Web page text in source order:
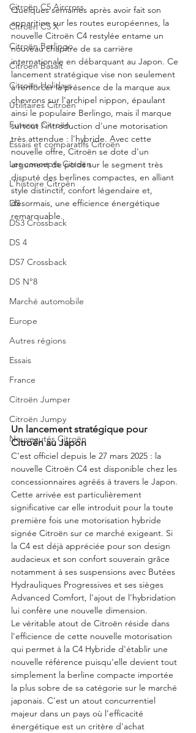
Citroën C5 Aircross
Citroën C5 X
Citroën Berlingo
Citroën Basalt
Citroën Holidays
Utilitaires Citroën
Futures Citroën
Essais et comparatifs Citroën
Les concepts Citroën
L'histoire Citroën
DS
DS3 Crossback
DS 4
DS7 Crossback
DS N°8
Marché automobile
Europe
Autres régions
Essais
France
Citroën Jumper
Citroën Jumpy
Nouveautés Citroën
Quelques semaines après avoir fait son
apparition sur les routes européennes, la
nouvelle Citroën C4 restylée entame un
nouveau chapitre de sa carrière
internationale en débarquant au Japon. Ce
lancement stratégique vise non seulement
à renforcer la présence de la marque aux
chevrons sur l'archipel nippon, épaulant
ainsi le populaire Berlingo, mais il marque
surtout l'introduction d'une motorisation
très attendue : l'hybride. Avec cette
nouvelle offre, Citroën se dote d'un
argument de poids sur le segment très
disputé des berlines compactes, en alliant
style distinctif, confort légendaire et,
désormais, une efficience énergétique
remarquable.
Un lancement stratégique pour
Citroën au Japon
C'est officiel depuis le 27 mars 2025 : la
nouvelle Citroën C4 est disponible chez les
concessionnaires agréés à travers le Japon.
Cette arrivée est particulièrement
significative car elle introduit pour la toute
première fois une motorisation hybride
signée Citroën sur ce marché exigeant. Si
la C4 est déjà appréciée pour son design
audacieux et son confort souverain grâce
notamment à ses suspensions avec Butées
Hydrauliques Progressives et ses sièges
Advanced Comfort, l'ajout de l'hybridation
lui confère une nouvelle dimension.
Le véritable atout de Citroën réside dans
l'efficience de cette nouvelle motorisation
qui permet à la C4 Hybride d'établir une
nouvelle référence puisqu'elle devient tout
simplement la berline compacte importée
la plus sobre de sa catégorie sur le marché
japonais. C'est un atout concurrentiel
majeur dans un pays où l'efficacité
énergétique est un critère d'achat